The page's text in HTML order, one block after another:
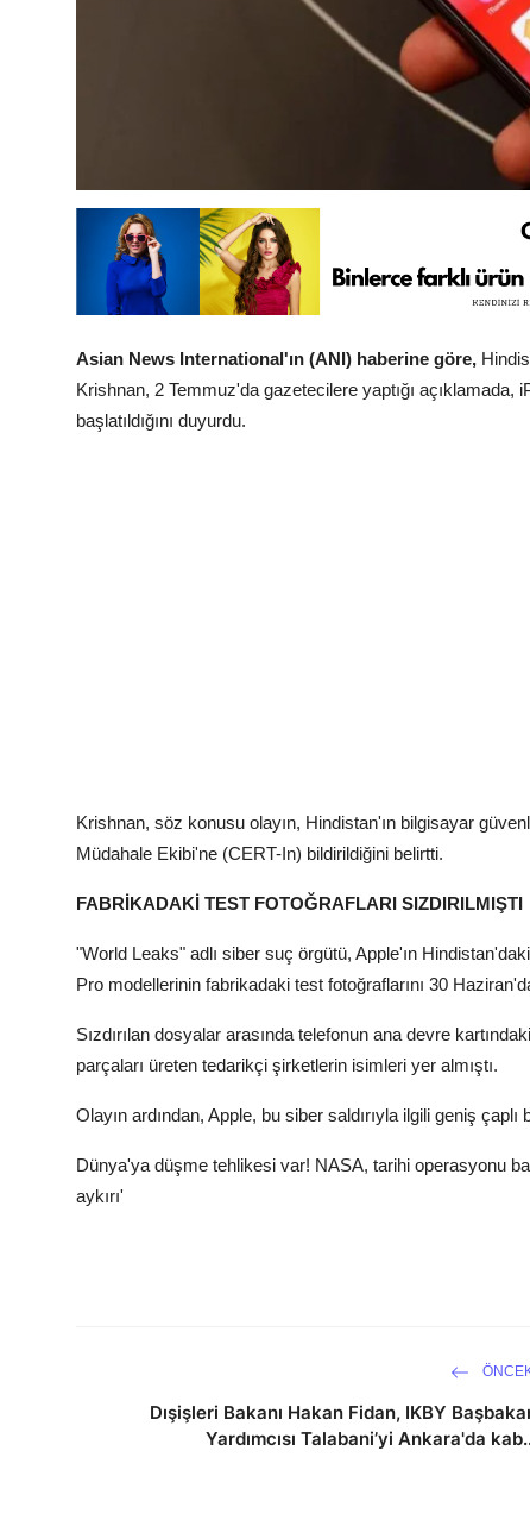
Asian News International'ın (ANI) haberine göre,
Krishnan, 2 Temmuz'da gazetecilere yaptığı açıklamada,
başlatıldığını duyurdu.
Krishnan, söz konusu olayın, Hindistan'ın bilgisayar
Müdahale Ekibi'ne (CERT-In) bildirildiğini belirtti.
FABRİKADAKİ TEST FOTOĞRAFLARI SIZDIRILMIŞTI
"World Leaks" adlı siber suç örgütü, Apple'ın
Pro modellerinin fabrikadaki test fotoğraflarını 30
Sızdırılan dosyalar arasında telefonun ana devre
parçaları üreten tedarikçi şirketlerin isimleri yer almıştı.
Olayın ardından, Apple, bu siber saldırıyla ilgili geniş çaplı
Dünya'ya düşme tehlikesi var! NASA, tarihi operasyonu
aykırı'
Dışişleri Bakanı Hakan Fidan, IKBY
Yardımcısı Talabani’yi Ankara'da